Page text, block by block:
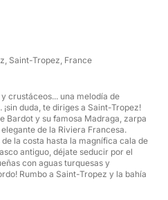
un yate lujoso, potente y
de lujo al
profesionales le
un crucero refinado y
costa de Saint-Tropez.
Canebiers, las aguas
y calas recónditas
Disfrute de un crucero
Saint-Tropez, France
crustáceos... una melodía de
¡sin duda, te diriges a Saint-Tropez!
Bardot y su famosa Madraga, zarpa
de la Riviera Francesa.
la costa hasta la magnífica cala de
antiguo, déjate seducir por el
con aguas turquesas y
Rumbo a Saint-Tropez y la bahía